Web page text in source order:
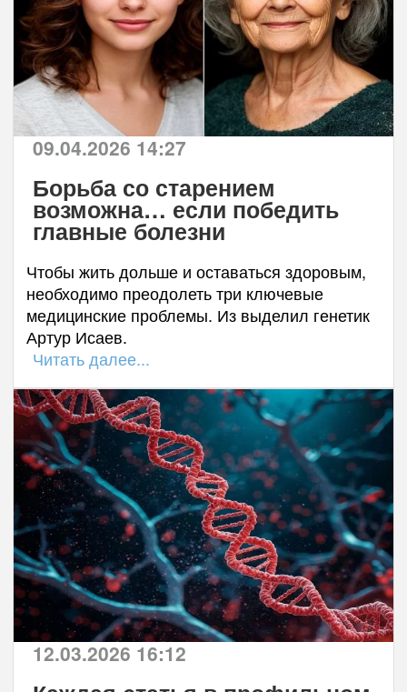
09.04.2026 14:27
Борьба со старением
возможна… если победить
главные болезни
Чтобы жить дольше и оставаться здоровым,
необходимо преодолеть три ключевые
медицинские проблемы. Из выделил генетик
Артур Исаев.
Читать далее...
12.03.2026 16:12